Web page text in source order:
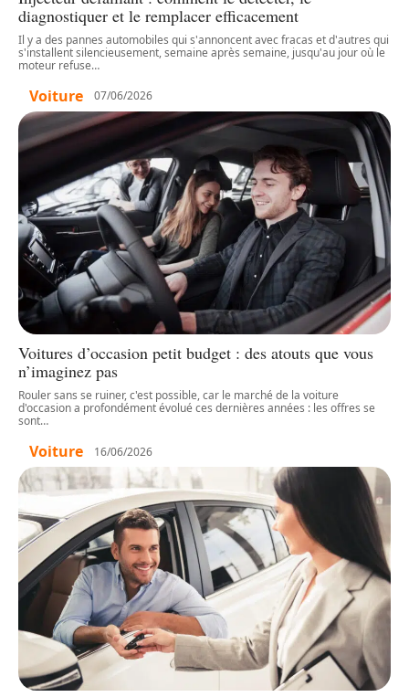
diagnostiquer et le remplacer efficacement
Il y a des pannes automobiles qui s'annoncent avec fracas et d'autres qui
s'installent silencieusement, semaine après semaine, jusqu'au jour où le
moteur refuse…
Voiture 07/06/2026
Voitures d’occasion petit budget : des atouts que vous
n’imaginez pas
Rouler sans se ruiner, c'est possible, car le marché de la voiture
d'occasion a profondément évolué ces dernières années : les offres se
sont…
Voiture 16/06/2026